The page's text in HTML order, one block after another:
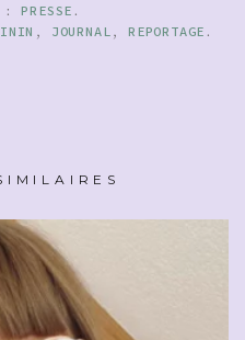
:PRESSE .
, JOURNAL ,REPORTAGE .